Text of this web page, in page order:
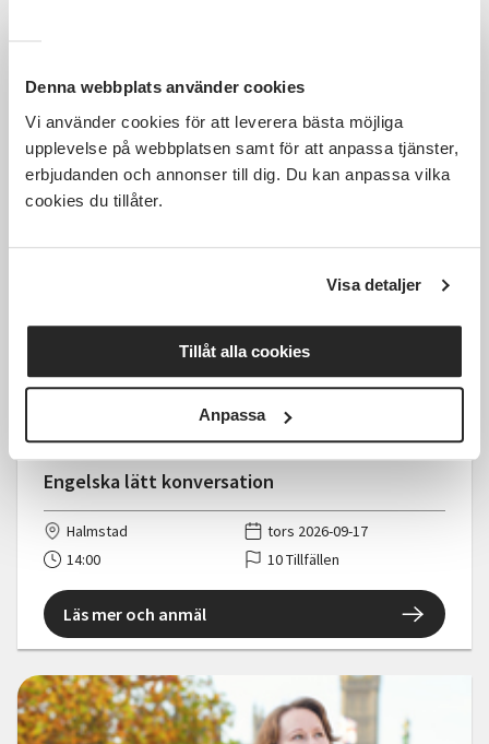
Denna webbplats använder cookies
Vi använder cookies för att leverera bästa möjliga
upplevelse på webbplatsen samt för att anpassa tjänster,
erbjudanden och annonser till dig. Du kan anpassa vilka
cookies du tillåter.
Visa detaljer
Tillåt alla cookies
Anpassa
Lätt engelska för seniorer
Halmstad
mån 2026-09-14
Engelska lätt konversation
Halmstad
tors 2026-09-17
14:00
10 Tillfällen
Läs mer och anmäl